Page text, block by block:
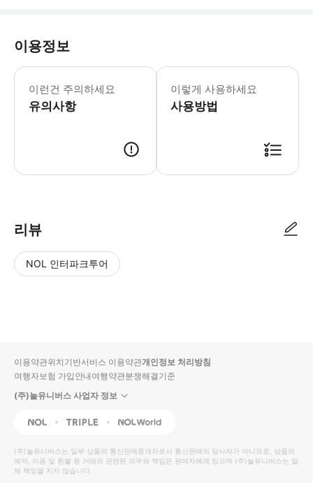
이용정보
이런건 주의하세요
유의사항
귀하의 휴대폰이 원래의 현재 네트워
- 예약 유의사항 * 예약 전, 사용하려
- 사용 유의사항 * 이 SIM 카드는
이렇게 사용하세요
사용방법
리뷰
NOL 인터파크투어
입니
다.
높
은
순
동
영
상
순
상
이용약관위치기반서비스 이용약관개인정보 처리방침
여행자보험 가입안내여행약관분쟁해결기준
(주)놀유니버스 사업자 정보
NOL Triple Interpark Global
(주)놀유니버스는 일부 상품의 통신판매중개자로서 통신판매의 당사자가 아니므로, 상품의
예약, 이용 및 환불 등 거래와 관련된 의무와 책임은 판매자에게 있으며 (주)놀유니버스는 일
체 책임을 지지 않습니다.